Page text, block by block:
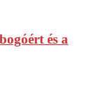
és a